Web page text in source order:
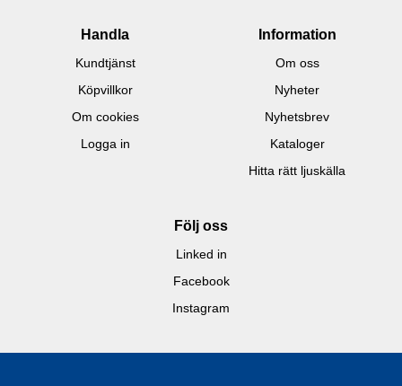
Handla
Kundtjänst
Köpvillkor
Om cookies
Logga in
Information
Om oss
Nyheter
Nyhetsbrev
Kataloger
Hitta rätt ljuskälla
Följ oss
Linked in
Facebook
Instagram